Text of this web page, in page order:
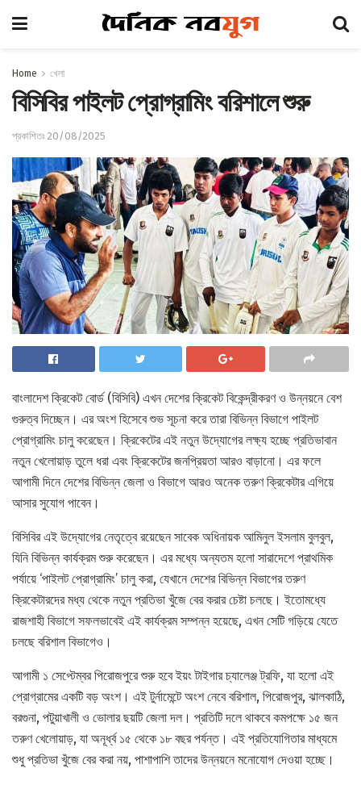
Home খেলা
বিসিবির পাইলট প্রোগ্রামিং বরিশালে শুরু
প্রকাশিতঃ 20/08/2025
বাংলাদেশ ক্রিকেট বোর্ড (বিসিবি) এখন দেশের ক্রিকেট বিকেন্দ্রীকরণ ও উন্নয়নে বেশ
গুরুত্ব দিচ্ছেন। এর অংশ হিসেবে শুভ সূচনা করে তারা বিভিন্ন বিভাগে পাইলট
প্রোগ্রামিং চালু করেছেন। ক্রিকেটের এই নতুন উদ্যোগের লক্ষ্য হচ্ছে প্রতিভাবান
নতুন খেলোয়াড় তুলে ধরা এবং ক্রিকেটের জনপ্রিয়তা আরও বাড়ানো। এর ফলে
আগামী দিনে দেশের বিভিন্ন জেলা ও বিভাগে আরও অনেক তরুণ ক্রিকেটার এগিয়ে
আসার সুযোগ পাবেন।
বিসিবির এই উদ্যোগের নেতৃত্বে রয়েছেন সাবেক অধিনায়ক আমিনুল ইসলাম বুলবুল,
যিনি বিভিন্ন কার্যক্রম শুরু করেছেন। এর মধ্যে অন্যতম হলো সারাদেশে প্রাথমিক
পর্যায়ে ‘পাইলট প্রোগ্রামিং’ চালু করা, যেখানে দেশের বিভিন্ন বিভাগের তরুণ
ক্রিকেটারদের মধ্য থেকে নতুন প্রতিভা খুঁজে বের করার চেষ্টা চলছে। ইতোমধ্যে
রাজশাহী বিভাগে সফলভাবেই এই কার্যক্রম সম্পন্ন হয়েছে, এখন সেটি গড়িয়ে যেতে
চলছে বরিশাল বিভাগেও।
আগামী ১ সেপ্টেম্বর পিরোজপুরে শুরু হবে ইয়ং টাইগার চ্যালেঞ্জ ট্রফি, যা হলো এই
প্রোগ্রামের একটি বড় অংশ। এই টুর্নামেন্টে অংশ নেবে বরিশাল, পিরোজপুর, ঝালকাঠি,
বরগুনা, পটুয়াখালী ও ভোলার ছয়টি জেলা দল। প্রতিটি দলে থাকবে কমপক্ষে ১৫ জন
তরুণ খেলোয়াড়, যা অনূর্ধ্ব ১৫ থেকে ১৮ বছর পর্যন্ত। এই প্রতিযোগিতার মাধ্যমে
শুধু প্রতিভা খুঁজে বের করা নয়, পাশাপাশি তাদের উন্নয়নে মনোযোগ দেওয়া হচ্ছে।